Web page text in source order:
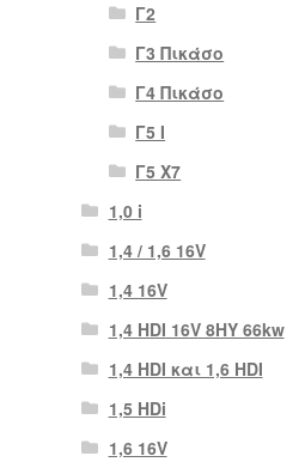
Γ2
Γ3 Πικάσο
Γ4 Πικάσο
Γ5 Ι
Γ5 Χ7
1,0 i
1,4 / 1,6 16V
1,4 16V
1,4 HDI 16V 8HY 66kw
1,4 HDI και 1,6 HDI
1,5 HDi
1,6 16V